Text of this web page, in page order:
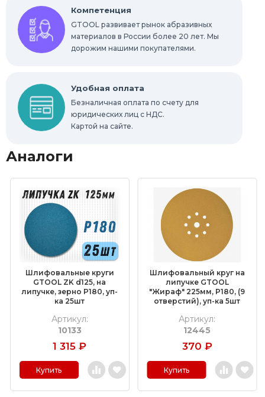
Компетенция
GTOOL развивает рынок абразивных
материалов в России более 20 лет. Мы
дорожим нашими покупателями.
Удобная оплата
Безналичная оплата по счету для
юридических лиц с НДС.
Картой на сайте.
Аналоги
Шлифовальные круги
GTOOL ZK d125, на
липучке, зерно P180, уп-
ка 25шт
Артикул:
10133
1 315 ₽
Купить
Шлифовальный круг на
липучке GTOOL
"Жираф" 225мм, P180, (9
отверстий), уп-ка 5шт
Артикул:
12445
370 ₽
Купить